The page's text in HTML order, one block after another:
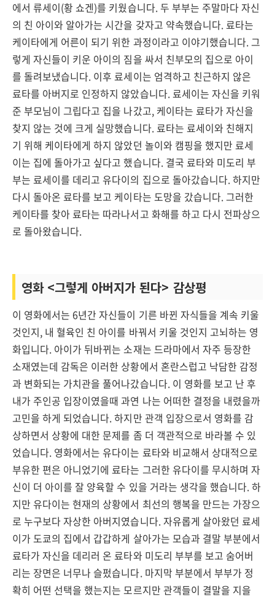
에서 류세이(황 쇼겐)를 키웠습니다. 두 부부는 주말마다 자신
의 친 아이와 알아가는 시간을 갖자고 약속했습니다. 료타는
케이타에게 어른이 되기 위한 과정이라고 이야기했습니다. 그
렇게 자신들이 키운 아이의 짐을 싸서 친부모의 집으로 아이
를 돌려보냈습니다. 이후 료세이는 엄격하고 친근하지 않은
료타를 아버지로 인정하지 않았습니다. 료세이는 자신을 키워
준 부모님이 그립다고 집을 나갔고, 케이타는 료타가 자신을
찾지 않는 것에 크게 실망했습니다. 료타는 료세이와 친해지
기 위해 케이타에게 하지 않았던 놀이와 캠핑을 했지만 료세
이는 집에 돌아가고 싶다고 했습니다. 결국 료타와 미도리 부
부는 료세이를 데리고 유다이의 집으로 돌아갔습니다. 하지만
다시 돌아온 료타를 보고 케이타는 도망을 갔습니다. 그러한
케이타를 찾아 료타는 따라나서고 화해를 하고 다시 전파상으
로 돌아왔습니다.
영화 <그렇게 아버지가 된다> 감상평
이 영화에서는 6년간 자신들이 기른 바뀐 자식들을 계속 키울
것인지, 내 혈육인 친 아이를 바꿔서 키울 것인지 고뇌하는 영
화입니다. 아이가 뒤바뀌는 소재는 드라마에서 자주 등장한
소재였는데 감독은 이러한 상황에서 혼란스럽고 낙담한 감정
과 변화되는 가치관을 풀어나갔습니다. 이 영화를 보고 난 후
내가 주인공 입장이였을때 과연 나는 어떠한 결정을 내렸을까
고민을 하게 되었습니다. 하지만 관객 입장으로서 영화를 감
상하면서 상황에 대한 문제를 좀 더 객관적으로 바라볼 수 있
었습니다. 영화에서는 유다이는 료타와 비교해서 상대적으로
부유한 편은 아니었기에 료타는 그러한 유다이를 무시하며 자
신이 더 아이를 잘 양육할 수 있을 거라는 생각을 했습니다. 하
지만 유다이는 현재의 상황에서 최선의 행복을 만드는 가장으
로 누구보다 자상한 아버지였습니다. 자유롭게 살아왔던 료세
이가 도쿄의 집에서 갑갑하게 살아가는 모습과 결말 부분에서
료타가 자신을 데리러 온 료타와 미도리 부부를 보고 숨어버
리는 장면은 너무나 슬펐습니다. 마지막 부분에서 부부가 정
확히 어떤 선택을 했는지는 모르지만 관객들이 결말을 지을